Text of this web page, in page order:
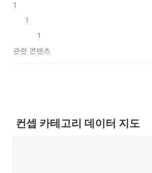
1
1
1
관련 콘텐츠
컨셉 카테고리 데이터 지도